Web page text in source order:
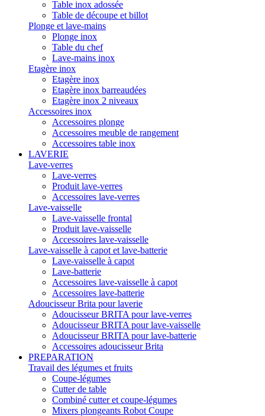
Table inox adossée
Table de découpe et billot
Plonge et lave-mains
Plonge inox
Table du chef
Lave-mains inox
Etagère inox
Etagère inox
Etagère inox barreaudées
Etagère inox 2 niveaux
Accessoires inox
Accessoires plonge
Accessoires meuble de rangement
Accessoires table inox
LAVERIE
Lave-verres
Lave-verres
Produit lave-verres
Accessoires lave-verres
Lave-vaisselle
Lave-vaisselle frontal
Produit lave-vaisselle
Accessoires lave-vaisselle
Lave-vaisselle à capot et lave-batterie
Lave-vaisselle à capot
Lave-batterie
Accessoires lave-vaisselle à capot
Accessoires lave-batterie
Adoucisseur Brita pour laverie
Adoucisseur BRITA pour lave-verres
Adoucisseur BRITA pour lave-vaisselle
Adoucisseur BRITA pour lave-batterie
Accessoires adoucisseur Brita
PREPARATION
Travail des légumes et fruits
Coupe-légumes
Cutter de table
Combiné cutter et coupe-légumes
Mixers plongeants Robot Coupe